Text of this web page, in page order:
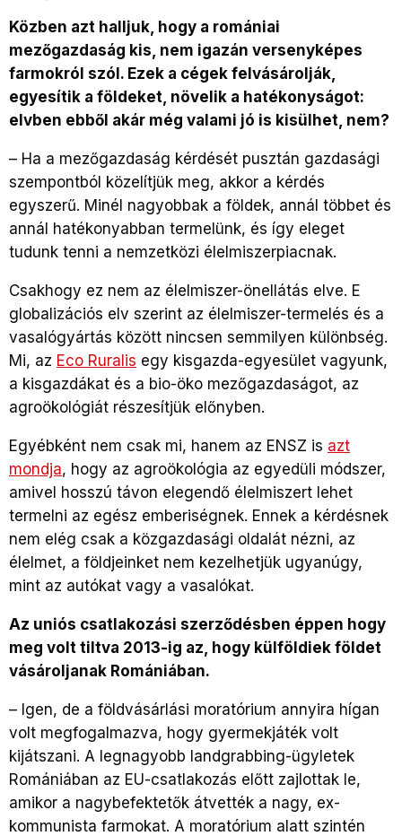
Közben azt halljuk, hogy a romániai
mezőgazdaság kis, nem igazán versenyképes
farmokról szól. Ezek a cégek felvásárolják,
egyesítik a földeket, növelik a hatékonyságot:
elvben ebből akár még valami jó is kisülhet, nem?
– Ha a mezőgazdaság kérdését pusztán gazdasági
szempontból közelítjük meg, akkor a kérdés
egyszerű. Minél nagyobbak a földek, annál többet és
annál hatékonyabban termelünk, és így eleget
tudunk tenni a nemzetközi élelmiszerpiacnak.
Csakhogy ez nem az élelmiszer-önellátás elve. E
globalizációs elv szerint az élelmiszer-termelés és a
vasalógyártás között nincsen semmilyen különbség.
Mi, az Eco Ruralis egy kisgazda-egyesület vagyunk,
a kisgazdákat és a bio-öko mezőgazdaságot, az
agroökológiát részesítjük előnyben.
Egyébként nem csak mi, hanem az ENSZ is azt
mondja, hogy az agroökológia az egyedüli módszer,
amivel hosszú távon elegendő élelmiszert lehet
termelni az egész emberiségnek. Ennek a kérdésnek
nem elég csak a közgazdasági oldalát nézni, az
élelmet, a földjeinket nem kezelhetjük ugyanúgy,
mint az autókat vagy a vasalókat.
Az uniós csatlakozási szerződésben éppen hogy
meg volt tiltva 2013-ig az, hogy külföldiek földet
vásároljanak Romániában.
– Igen, de a földvásárlási moratórium annyira hígan
volt megfogalmazva, hogy gyermekjáték volt
kijátszani. A legnagyobb landgrabbing-ügyletek
Romániában az EU-csatlakozás előtt zajlottak le,
amikor a nagybefektetők átvették a nagy, ex-
kommunista farmokat. A moratórium alatt szintén